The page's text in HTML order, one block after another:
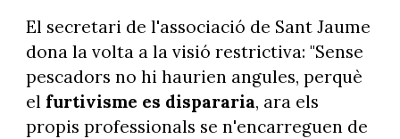
El secretari de l'associació de Sant Jaume
dona la volta a la visió restrictiva: "Sense
pescadors no hi haurien angules, perquè
el furtivisme es dispararia, ara els
propis professionals se n'encarreguen de